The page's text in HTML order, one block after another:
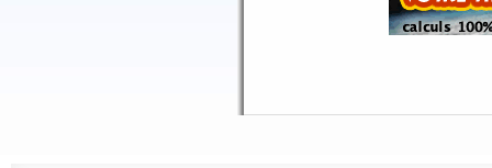
Spécial AQ 7.84 jan.2025
Septembre 2024